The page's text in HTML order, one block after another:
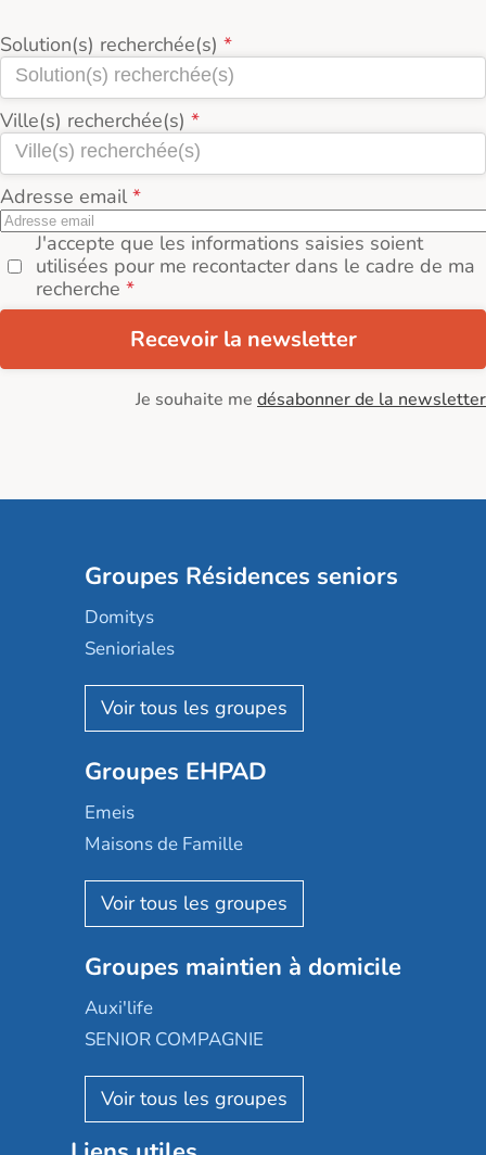
Solution(s) recherchée(s)
Ville(s) recherchée(s)
Adresse email
J'accepte que les informations saisies soient
utilisées pour me recontacter dans le cadre de ma
recherche
Recevoir la newsletter
Je souhaite me désabonner de la newsletter
Groupes Résidences seniors
Domitys
Senioriales
Nohée
Les Résidentiels
Mobicap
Domusvi
Happy Senior
Aquarelia
Nexity edenea
Les jardins d'Arcadie
Occitalia
Appartseniors
Reseda
Stella management
Groupes EHPAD
Emeis
Maisons de Famille
Korian
Emera
Groupe SOS
Le Noble Âge
Almage
Résidalya
Groupe aplus
Groupes maintien à domicile
Auxi'life
SENIOR COMPAGNIE
AGE D'OR Services